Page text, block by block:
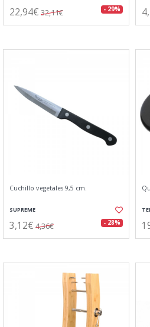
22,94€ 32,11€ - 29%
Cuchillo vegetales 9,5 cm.
SUPREME
3,12€ 4,36€ - 28%